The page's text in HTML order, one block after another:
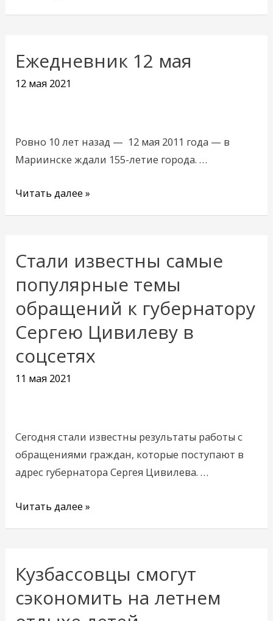
Ежедневник 12 мая
12 мая 2021
Ровно 10 лет назад — 12 мая 2011 года — в
Мариинске ждали 155-летие города. …
Ежедневник
мая
Читать далее »
Стали известны самые
популярные темы
обращений к губернатору
Сергею Цивилеву в
соцсетях
11 мая 2021
Сегодня стали известны результаты работы с
обращениями граждан, которые поступают в
адрес губернатора Сергея Цивилева. …
Стали
самые
популярные
темы
обращений
к
губернатору
в
соцсетях
Читать далее »
Кузбассовцы смогут
сэкономить на летнем
Кузбассовцы
смогут
сэкономить